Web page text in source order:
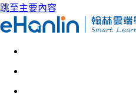
跳至主要內容